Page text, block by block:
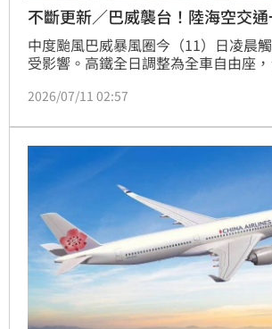
不斷更新／巴威襲台！陸海空交
中度颱風巴威暴風圈今（11）日凌晨
受影響。高鐵全日調整為全車自由座
班全數取消，國際線亦有大量班次異動
停駛。中央氣象署提醒，今日白天至
劇烈時段，民眾應嚴防強風豪雨，非
道路。建議旅客在搭乘大眾運輸或前
過官方管道查詢最新動態與航班異動
安全，並避免滯留。
2026/07/11 02:57